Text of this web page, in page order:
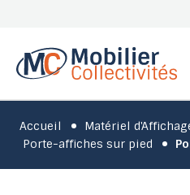
Accueil Matériel
Porte-affiches sur pied